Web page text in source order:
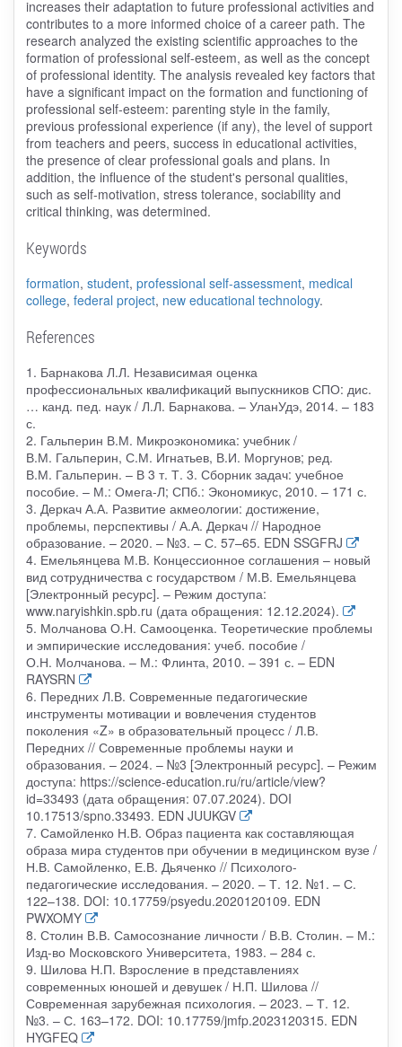
increases their adaptation to future professional activities and
contributes to a more informed choice of a career path. The
research analyzed the existing scientific approaches to the
formation of professional self-esteem, as well as the concept
of professional identity. The analysis revealed key factors that
have a significant impact on the formation and functioning of
professional self-esteem: parenting style in the family,
previous professional experience (if any), the level of support
from teachers and peers, success in educational activities,
the presence of clear professional goals and plans. In
addition, the influence of the student's personal qualities,
such as self-motivation, stress tolerance, sociability and
critical thinking, was determined.
Keywords
formation, student, professional self-assessment, medical
college, federal project, new educational technology.
References
1. Барнакова Л.Л. Независимая оценка
профессиональных квалификаций выпускников СПО: дис.
… канд. пед. наук / Л.Л. Барнакова. – УланУдэ, 2014. – 183
с.
2. Гальперин В.М. Микроэкономика: учебник /
В.М. Гальперин, С.М. Игнатьев, В.И. Моргунов; ред.
В.М. Гальперин. – В 3 т. Т. 3. Сборник задач: учебное
пособие. – М.: Омега-Л; СПб.: Экономикус, 2010. – 171 с.
3. Деркач А.А. Развитие акмеологии: достижение,
проблемы, перспективы / А.А. Деркач // Народное
образование. – 2020. – №3. – С. 57–65. EDN SSGFRJ
4. Емельянцева М.В. Концессионное соглашения – новый
вид сотрудничества с государством / М.В. Емельянцева
[Электронный ресурс]. – Режим доступа:
www.naryishkin.spb.ru (дата обращения: 12.12.2024).
5. Молчанова О.Н. Самооценка. Теоретические проблемы
и эмпирические исследования: учеб. пособие /
О.Н. Молчанова. – М.: Флинта, 2010. – 391 с. – EDN
RAYSRN
6. Передних Л.В. Современные педагогические
инструменты мотивации и вовлечения студентов
поколения «Z» в образовательный процесс / Л.В.
Передних // Современные проблемы науки и
образования. – 2024. – №3 [Электронный ресурс]. – Режим
доступа: https://science-education.ru/ru/article/view?
id=33493 (дата обращения: 07.07.2024). DOI
10.17513/spno.33493. EDN JUUKGV
7. Самойленко Н.В. Образ пациента как составляющая
образа мира студентов при обучении в медицинском вузе /
Н.В. Самойленко, Е.В. Дьяченко // Психолого-
педагогические исследования. – 2020. – Т. 12. №1. – С.
122–138. DOI: 10.17759/psyedu.2020120109. EDN
PWXOMY
8. Столин В.В. Самосознание личности / В.В. Столин. – М.:
Изд-во Московского Университета, 1983. – 284 с.
9. Шилова Н.П. Взросление в представлениях
современных юношей и девушек / Н.П. Шилова //
Современная зарубежная психология. – 2023. – Т. 12.
№3. – С. 163–172. DOI: 10.17759/jmfp.2023120315. EDN
HYGFEQ